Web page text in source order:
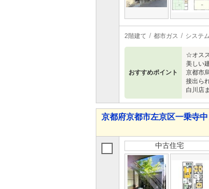
2階建て 都市ガス システ
おすすめポイント
☆オス
美しい
京都市
接出ら
白川店
京都府京都市左京区一乗寺
中古住宅